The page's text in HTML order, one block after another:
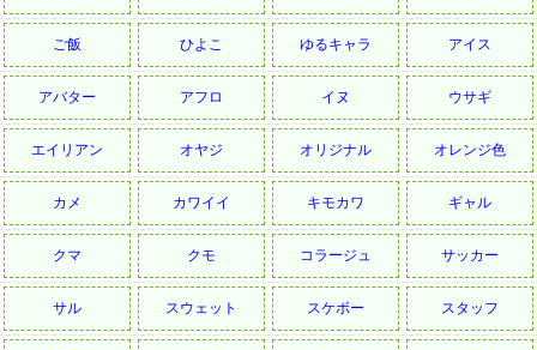
ご飯 ひよこ ゆるキャラ アイス
アバター アフロ イヌ ウサギ
エイリアン オヤジ オリジナル オレンジ色
カメ カワイイ キモカワ ギャル
クマ クモ コラージュ サッカー
サル スウェット スケボー スタッフ